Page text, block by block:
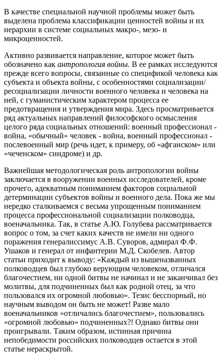
В качестве специальной научной проблемы может быть
выделена проблема классификации ценностей войны и их
иерархии в системе социальных макро-, мезо- и
микроценностей.
Активно развивается направление, которое может быть
обозначено как антропология войны. В ее рамках исследуются
прежде всего вопросы, связанные со спецификой человека как
субъекта и объекта войны, с особенностями социализации/
ресоциализации личности военного человека и человека на
ней, с гуманистическим характером процесса ее
предотвращения и утверждения мира. Здесь просматривается
ряд актуальных направлений философского осмысления
целого ряда социальных отношений: военный профессионал -
война, «обычный» человек - война, военный профессионал -
послевоенный мир (речь идет, к примеру, об «афганском» или
«чеченском» синдроме) и др.
Важнейшая методологическая роль антропологии войны
заключается в вооружении военных исследователей, кроме
прочего, адекватным пониманием факторов социальной
детерминации субъектов войны и военного дела. Пока же мы
нередко сталкиваемся с весьма упрощенным пониманием
процесса профессиональной социализации полководца,
военачальника. Так, в статье А.Ю. Голубева рассматривается
вопрос о том, за счет каких качеств не имели ни одного
поражения генералиссимус А.В. Суворов, адмирал Ф.Ф.
Ушаков и генерал от инфантерии М.Д. Скобелев. Автор
статьи приходит к выводу: «Каждый из вышеназванных
полководцев был глубоко верующим человеком, отличался
благочестием, ни одной битвы не начинал и не заканчивал без
молитвы, для подчиненных был как родной отец, за что
пользовался их огромной любовью». Тезис бесспорный, но
научным выводом он быть не может! Разве мало
военачальников «отличались благочестием», пользовались
«огромной любовью» подчиненных?! Однако битвы они
проигрывали. Таким образом, истинная причина
непобедимости российских полководцев остается в этой
статье нераскрытой.